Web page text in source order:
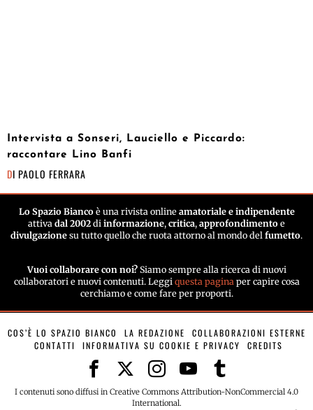
Intervista a Sonseri, Lauciello e Piccardo:
raccontare Lino Banfi
DI PAOLO FERRARA
Lo Spazio Biancoè una rivista online amatoriale e indipendente
attiva dal 2002 di informazione, critica, approfondimento e
divulgazione su tutto quello che ruota attorno al mondo del fumetto.
Vuoi collaborare con noi? Siamo sempre alla ricerca di nuovi
collaboratori e nuovi contenuti. Leggi questa paginaper capire cosa
cerchiamo e come fare per proporti.
COS’È LO SPAZIO BIANCO LA REDAZIONE
COLLABORAZIONI ESTERNE
CONTATTI
INFORMATIVA SU COOKIE E PRIVACY CREDITS
I contenuti sono diffusi in Creative Commons Attribution-NonCommercial 4.0
International.